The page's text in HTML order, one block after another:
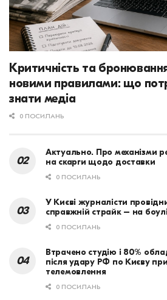
Критичність та
новими правилами: що
знати медіа
0 ПОСИЛАНЬ
Актуально. Про механізми
на скарги щодо доставки
0 ПОСИЛАНЬ
У Києві журналісти
справжній страйк – на
0 ПОСИЛАНЬ
Втрачено студію і 80%
після удару РФ по Києву
телемовлення
0 ПОСИЛАНЬ